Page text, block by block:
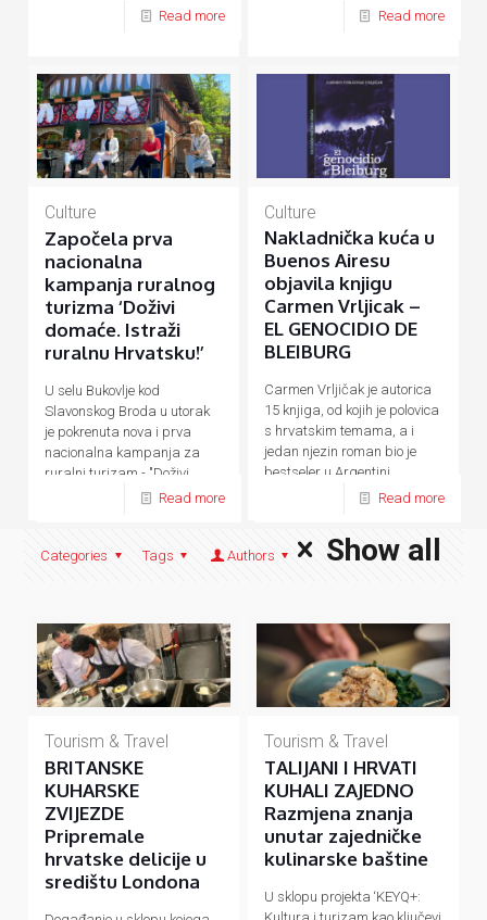
rujna do 20. listopada 2021.
Read more Read more
Culture
Započela prva
nacionalna
kampanja ruralnog
turizma ‘Doživi
domaće. Istraži
ruralnu Hrvatsku!’
U selu Bukovlje kod
Slavonskog Broda u utorak
je pokrenuta nova i prva
nacionalna kampanja za
ruralni turizam - "Doživi
Read more
Culture
Nakladnička kuća u
Buenos Airesu
objavila knjigu
Carmen Vrljicak –
EL GENOCIDIO DE
BLEIBURG
Carmen Vrljičak je autorica
15 knjiga, od kojih je polovica
s hrvatskim temama, a i
jedan njezin roman bio je
bestseler u Argentini.
Read more
Categories Tags Authors Show all
Tourism & Travel
BRITANSKE
KUHARSKE
ZVIJEZDE
Pripremale
hrvatske delicije u
središtu Londona
Tourism & Travel
TALIJANI I HRVATI
KUHALI ZAJEDNO
Razmjena znanja
unutar zajedničke
kulinarske baštine
U sklopu projekta ‘KEYQ+: